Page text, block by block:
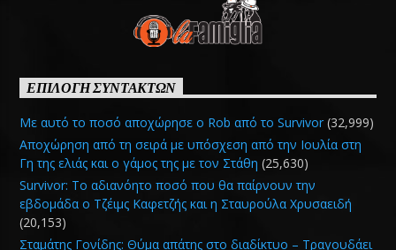
ΕΠΙΛΟΓΗ ΣΥΝΤΑΚΤΩΝ
Με αυτό το ποσό αποχώρησε ο Rob από το Survivor (32,999)
Αποχώρηση από τη σειρά με υπόσχεση από την Ιουλία στη
Γη της ελιάς και ο γάμος της με τον Στάθη (25,630)
Survivor: Το αδιανόητο ποσό που θα παίρνουν την
εβδομάδα ο Τζέιμς Καφετζής και η Σταυρούλα Χρυσαειδή
(20,153)
Σταμάτης Γονίδης: Θύμα απάτης στο διαδίκτυο – Τραγουδάει